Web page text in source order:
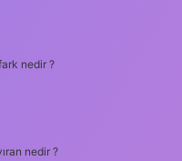
nedir ?
nedir ?